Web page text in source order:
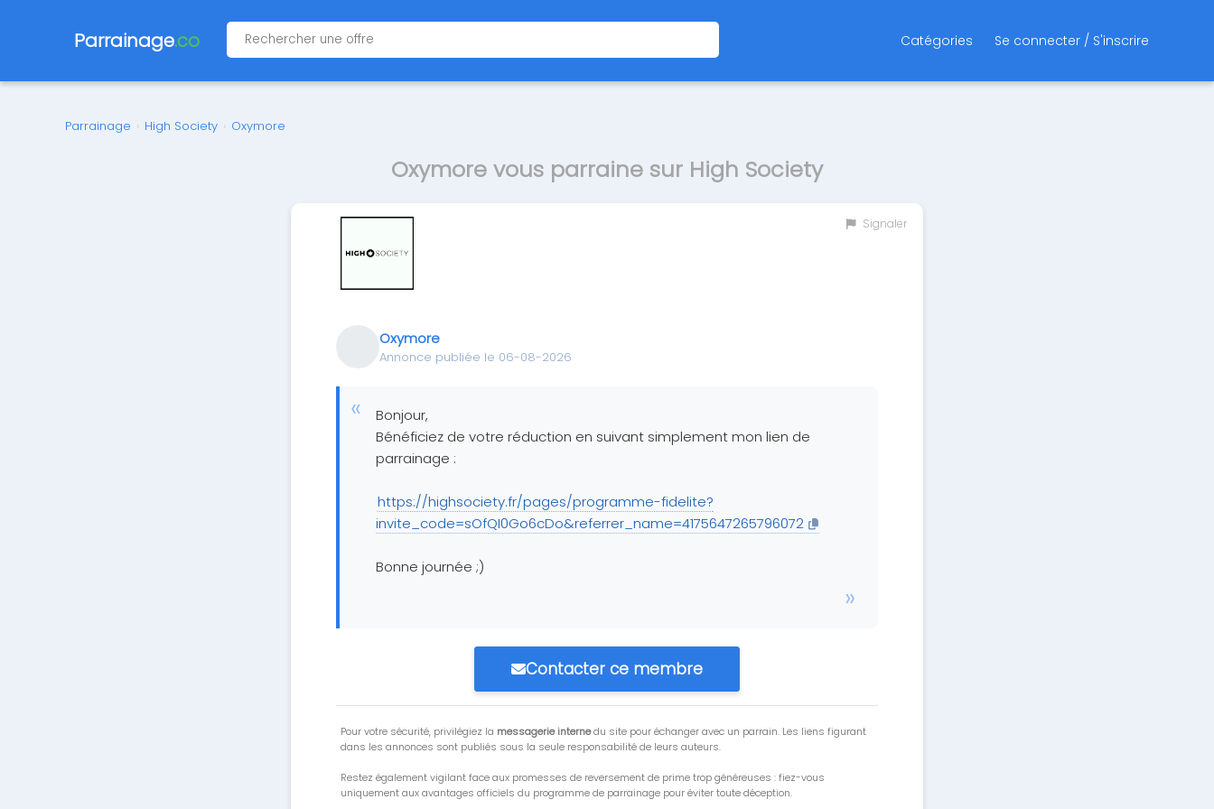
Parrainage.co Catégories Se connecter / S'inscrire
Parrainage › High Society › Oxymore
Oxymore vous parraine sur High Society
Signaler
Oxymore
Annonce publiée le 06-08-2026
Bonjour,
Bénéficiez de votre réduction en suivant simplement mon lien de
parrainage :
https://highsociety.fr/pages/programme-fidelite?
invite_code=sOfQI0Go6cDo&referrer_name=4175647265796072
Bonne journée ;)
Contacter ce membre
Pour votre sécurité, privilégiez la messagerie internedu site pour échanger avec un parrain. Les liens figurant
dans les annonces sont publiés sous la seule responsabilité de leurs auteurs.
Restez également vigilant face aux promesses de reversement de prime trop généreuses : fiez-vous
uniquement aux avantages officiels du programme de parrainage pour éviter toute déception.